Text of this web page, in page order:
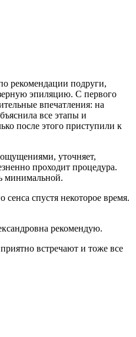
рекомендации подруги,
эпиляцию. С первого
впечатления: на
все этапы и
после этого приступили к
ощущениями, уточняет,
проходит процедура.
минимальной.
спустя некоторое время.
рекомендую.
встречают и тоже все